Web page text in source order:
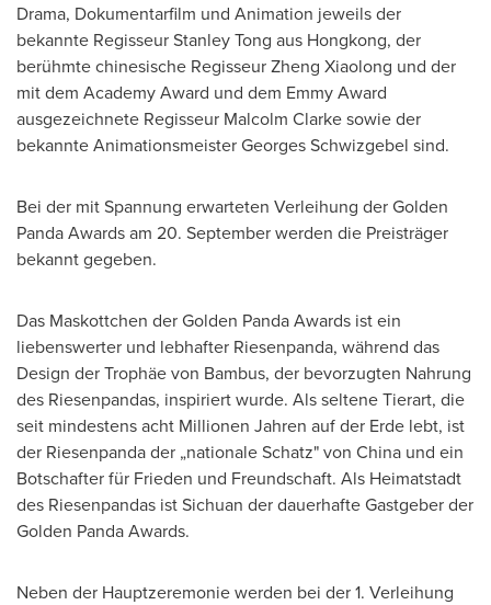
Drama, Dokumentarfilm und Animation jeweils der
bekannte Regisseur Stanley Tong aus Hongkong, der
berühmte chinesische Regisseur Zheng Xiaolong und der
mit dem Academy Award und dem Emmy Award
ausgezeichnete Regisseur Malcolm Clarke sowie der
bekannte Animationsmeister Georges Schwizgebel sind.
Bei der mit Spannung erwarteten Verleihung der Golden
Panda Awards am 20. September werden die Preisträger
bekannt gegeben.
Das Maskottchen der Golden Panda Awards ist ein
liebenswerter und lebhafter Riesenpanda, während das
Design der Trophäe von Bambus, der bevorzugten Nahrung
des Riesenpandas, inspiriert wurde. Als seltene Tierart, die
seit mindestens acht Millionen Jahren auf der Erde lebt, ist
der Riesenpanda der „nationale Schatz" von China und ein
Botschafter für Frieden und Freundschaft. Als Heimatstadt
des Riesenpandas istSichuan der dauerhafte Gastgeber der
Golden Panda Awards.
Neben der Hauptzeremonie werden bei der 1. Verleihung